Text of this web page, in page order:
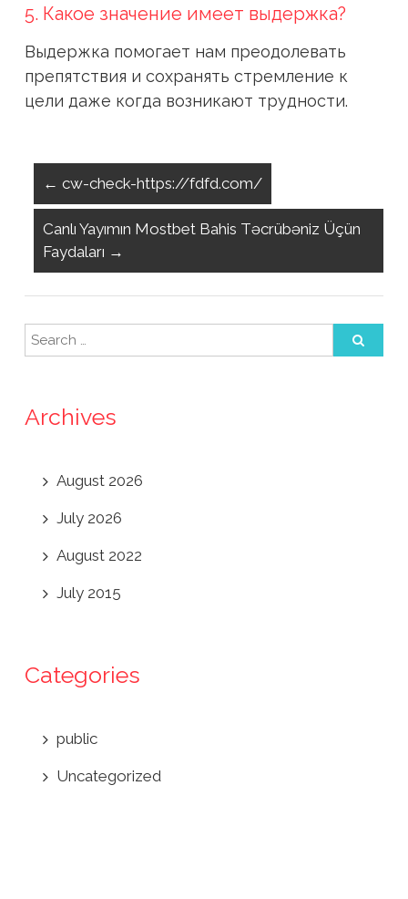
5. Какое значение имеет выдержка?
Выдержка помогает нам преодолевать
препятствия и сохранять стремление к
цели даже когда возникают трудности.
← cw-check-https://fdfd.com/
Canlı Yayımın Mostbet Bahis Təcrübəniz Üçün
Faydaları →
Archives
August 2026
July 2026
August 2022
July 2015
Categories
public
Uncategorized